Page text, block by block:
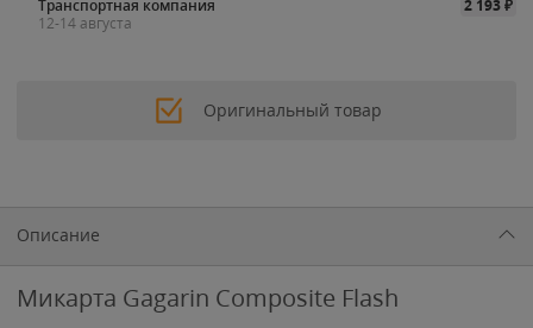
Транспортная компания
2 193₽
12-14 августа
Оригинальный товар
Описание
Микарта Gagarin Composite Flash